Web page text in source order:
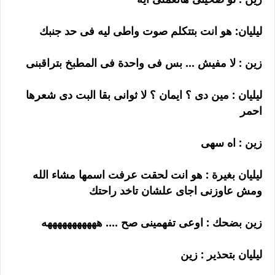
ليليان: هو انت بتتكلم صوت واطى ليه فى حد جنبك
زين : لا مفيش ... بس فى واحدة فى المطبخ بتراقبنى
ليليان : مين دى ؟ ايمان ؟ لا ثوانى بقا البت دى شعرها
احمر
زين : اه سهى
ليليان بغيرة : هو انت لحقت عرفت اسمها مشاء الله
ومش عاوزنى اجاى علشان تاخد راحتك
زين بضحك : اوعى تفهمينى صح .... هههههههههههه
ليليان بتحذير : زين